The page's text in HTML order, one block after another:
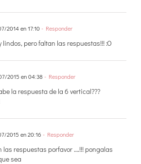
2014 en 17:10 - Responder
lindos, pero faltan las respuestas!!! :O
2015 en 04:38 - Responder
la respuesta de la 6 vertical???
2015 en 20:16 - Responder
las respuestas porfavor ….!!! pongalas
sea